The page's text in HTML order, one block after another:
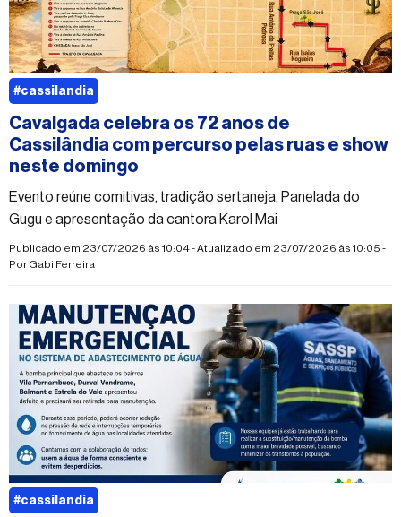
Cavalgada celebra os 72 anos de
Cassilândia com percurso pelas ruas e show
neste domingo
Evento reúne comitivas, tradição sertaneja, Panelada do
Gugu e apresentação da cantora Karol Mai
Publicado em 23/07/2026 às 10:04 - Atualizado em 23/07/2026 às 10:05 -
PorGabi Ferreira
#cassilandia
#cassilandia